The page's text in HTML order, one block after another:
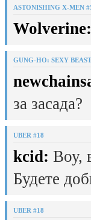
ASTONISHING X-MEN
Wolverine:
GUNG-HO: SEXY
за засада?
UBER #18
kcid: Воу,
Будете
UBER #18